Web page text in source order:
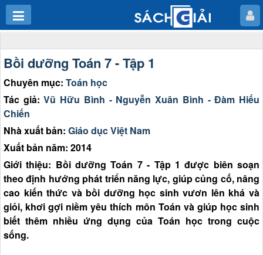
Bồi dưỡng Toán 7 - Tập 1
Chuyên mục: Toán học
Tác giả:Vũ Hữu Bình - Nguyễn Xuân Bình - Đàm Hiếu
Chiến
Nhà xuất bản: Giáo dục Việt Nam
Xuất bản năm: 2014
Giới thiệu: Bồi dưỡng Toán 7 - Tập 1 được biên soạn
theo định hướng phát triển năng lực, giúp củng cố, nâng
cao kiến thức và bồi dưỡng học sinh vươn lên khá và
giỏi, khơi gợi niềm yêu thích môn Toán và giúp học sinh
biết thêm nhiều ứng dụng của Toán học trong cuộc
sống.